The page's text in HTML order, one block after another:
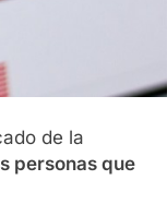
de la
personas que